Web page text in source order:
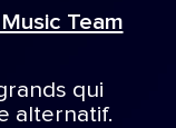
Team
qui
alternatif.